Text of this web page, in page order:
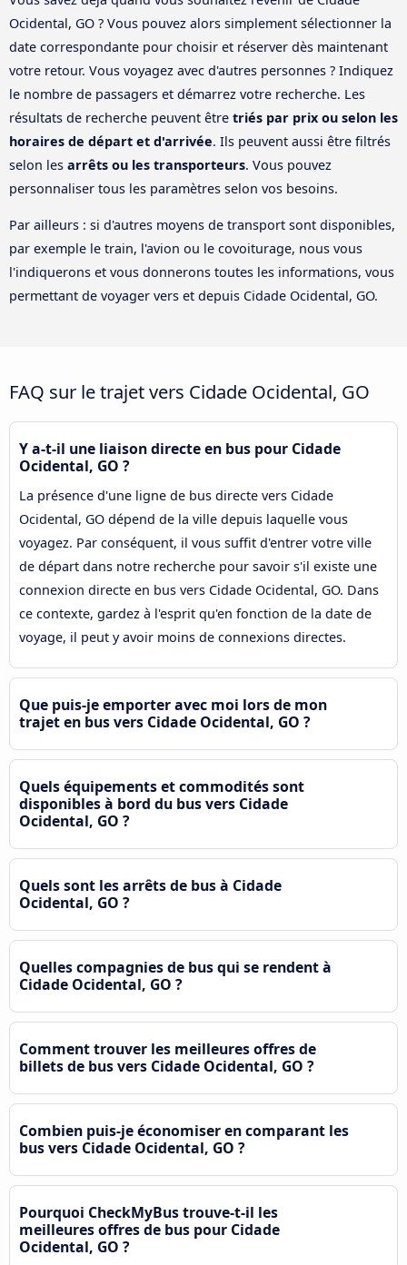
Ocidental, GO ? Vous pouvez alors simplement sélectionner la
date correspondante pour choisir et réserver dès maintenant
votre retour. Vous voyagez avec d'autres personnes ? Indiquez
le nombre de passagers et démarrez votre recherche. Les
résultats de recherche peuvent être triés par prix ou selon les
horaires de départ et d'arrivée. Ils peuvent aussi être filtrés
selon les arrêts ou les transporteurs. Vous pouvez
personnaliser tous les paramètres selon vos besoins.
Par ailleurs : si d'autres moyens de transport sont disponibles,
par exemple le train, l'avion ou le covoiturage, nous vous
l'indiquerons et vous donnerons toutes les informations, vous
permettant de voyager vers et depuis Cidade Ocidental, GO.
FAQ sur le trajet vers Cidade Ocidental, GO
Y a-t-il une liaison directe en bus pour Cidade
Ocidental, GO ?
La présence d'une ligne de bus directe vers Cidade
Ocidental, GO dépend de la ville depuis laquelle vous
voyagez. Par conséquent, il vous suffit d'entrer votre ville
de départ dans notre recherche pour savoir s'il existe une
connexion directe en bus vers Cidade Ocidental, GO. Dans
ce contexte, gardez à l'esprit qu'en fonction de la date de
voyage, il peut y avoir moins de connexions directes.
Que puis-je emporter avec moi lors de mon
trajet en bus vers Cidade Ocidental, GO ?
Quels équipements et commodités sont
disponibles à bord du bus vers Cidade
Ocidental, GO ?
Quels sont les arrêts de bus à Cidade
Ocidental, GO ?
Quelles compagnies de bus qui se rendent à
Cidade Ocidental, GO ?
Comment trouver les meilleures offres de
billets de bus vers Cidade Ocidental, GO ?
Combien puis-je économiser en comparant les
bus vers Cidade Ocidental, GO ?
Pourquoi CheckMyBus trouve-t-il les
meilleures offres de bus pour Cidade
Ocidental, GO ?